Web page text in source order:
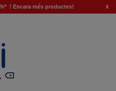
! Encara més productes! x